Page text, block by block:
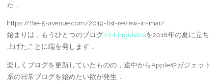
た．
https://the-5-avenue.com/2019-list-review-in-mar/
始まりは，もうひとつのブログSY-Linguisticsを2018年の夏に立ち
上げたことに端を発します．
楽しくブログを更新していたものの，途中からAppleやガジェット
系の日常ブログを始めたい欲が発生．